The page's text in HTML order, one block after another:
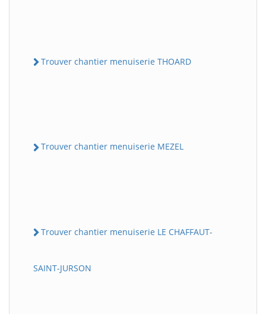
Trouver chantier menuiserie THOARD
Trouver chantier menuiserie MEZEL
Trouver chantier menuiserie LE CHAFFAUT-
SAINT-JURSON